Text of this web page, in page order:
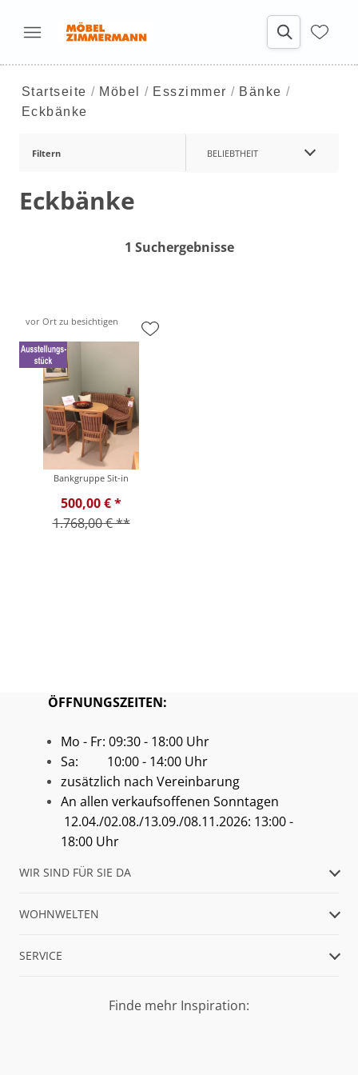
Startseite Möbel Esszimmer
Bänke
Eckbänke
Filtern BELIEBTHEIT
Eckbänke
1 Suchergebnisse
vor Ort zu besichtigen
Bankgruppe Sit-in
500,00 € *
1.768,00 € **
ÖFFNUNGSZEITEN:
Mo - Fr: 09:30 - 18:00 Uhr
Sa: 10:00 - 14:00 Uhr
zusätzlich nach Vereinbarung
An allen verkaufsoffenen Sonntagen
12.04./02.08./13.09./08.11.2026: 13:00 -
18:00 Uhr
WIR SIND FÜR SIE DA
WOHNWELTEN
SERVICE
Finde mehr Inspiration: